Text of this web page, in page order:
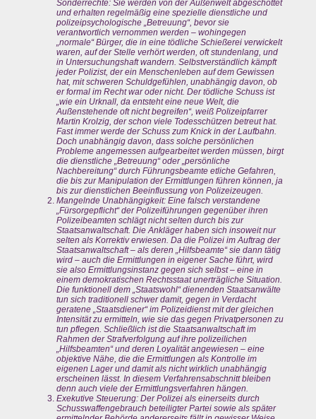
Sonderrechte: Sie werden von der Außenwelt abgeschottet
und erhalten regelmäßig eine spezielle dienstliche und
polizeipsychologische „Betreuung“, bevor sie
verantwortlich vernommen werden – wohingegen
„normale“ Bürger, die in eine tödliche Schießerei verwickelt
waren, auf der Stelle verhört werden, oft stundenlang, und
in Untersuchungshaft wandern. Selbstverständlich kämpft
jeder Polizist, der ein Menschenleben auf dem Gewissen
hat, mit schweren Schuldgefühlen, unabhängig davon, ob
er formal im Recht war oder nicht. Der tödliche Schuss ist
„wie ein Urknall, da entsteht eine neue Welt, die
Außenstehende oft nicht begreifen“, weiß Polizeipfarrer
Martin Krolzig, der schon viele Todesschützen betreut hat.
Fast immer werde der Schuss zum Knick in der Laufbahn.
Doch unabhängig davon, dass solche persönlichen
Probleme angemessen aufgearbeitet werden müssen, birgt
die dienstliche „Betreuung“ oder „persönliche
Nachbereitung“ durch Führungsbeamte etliche Gefahren,
die bis zur Manipulation der Ermittlungen führen können, ja
bis zur dienstlichen Beeinflussung von Polizeizeugen.
Mangelnde Unabhängigkeit: Eine falsch verstandene
„Fürsorgepflicht“ der Polizeiführungen gegenüber ihren
Polizeibeamten schlägt nicht selten durch bis zur
Staatsanwaltschaft. Die Ankläger haben sich insoweit nur
selten als Korrektiv erwiesen. Da die Polizei im Auftrag der
Staatsanwaltschaft – als deren „Hilfsbeamte“ sie dann tätig
wird – auch die Ermittlungen in eigener Sache führt, wird
sie also Ermittlungsinstanz gegen sich selbst – eine in
einem demokratischen Rechtsstaat unerträgliche Situation.
Die funktionell dem „Staatswohl“ dienenden Staatsanwälte
tun sich traditionell schwer damit, gegen in Verdacht
geratene „Staatsdiener“ im Polizeidienst mit der gleichen
Intensität zu ermitteln, wie sie das gegen Privatpersonen zu
tun pflegen. Schließlich ist die Staatsanwaltschaft im
Rahmen der Strafverfolgung auf ihre polizeilichen
„Hilfsbeamten“ und deren Loyalität angewiesen – eine
objektive Nähe, die die Ermittlungen als Kontrolle im
eigenen Lager und damit als nicht wirklich unabhängig
erscheinen lässt. In diesem Verfahrensabschnitt bleiben
denn auch viele der Ermittlungsverfahren hängen.
Exekutive Steuerung: Der Polizei als einerseits durch
Schusswaffengebrauch beteiligter Partei sowie als später